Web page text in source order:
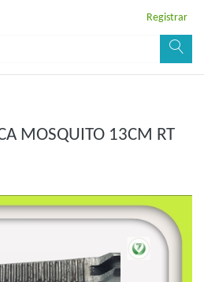
Registrar
MOSQUITO 13CM RT